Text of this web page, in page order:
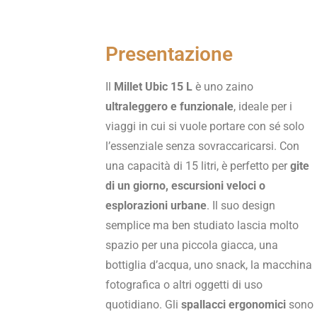
Presentazione
Il Millet Ubic 15 L è uno zaino
ultraleggero e funzionale, ideale per i
viaggi in cui si vuole portare con sé solo
l’essenziale senza sovraccaricarsi. Con
una capacità di 15 litri, è perfetto pergite
di un giorno, escursioni veloci o
esplorazioni urbane. Il suo design
semplice ma ben studiato lascia molto
spazio per una piccola giacca, una
bottiglia d’acqua, uno snack, la macchina
fotografica o altri oggetti di uso
quotidiano. Glispallacci ergonomici sono